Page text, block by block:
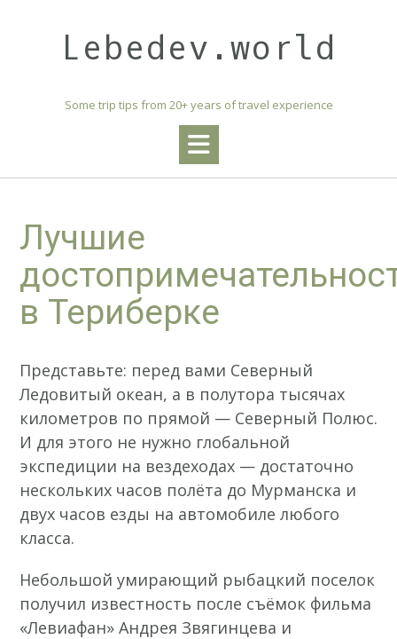
Lebedev.world
Some trip tips from 20+ years of travel experience
Лучшие
в Териберке
Представьте: перед вами Северный
Ледовитый океан, а в полутора тысячах
километров по прямой — Северный Полюс.
И для этого не нужно глобальной
экспедиции на вездеходах — достаточно
нескольких часов полёта до Мурманска и
двух часов езды на автомобиле любого
класса.
Небольшой умирающий рыбацкий поселок
получил известность после съёмок фильма
«Левиафан» Андрея Звягинцева и